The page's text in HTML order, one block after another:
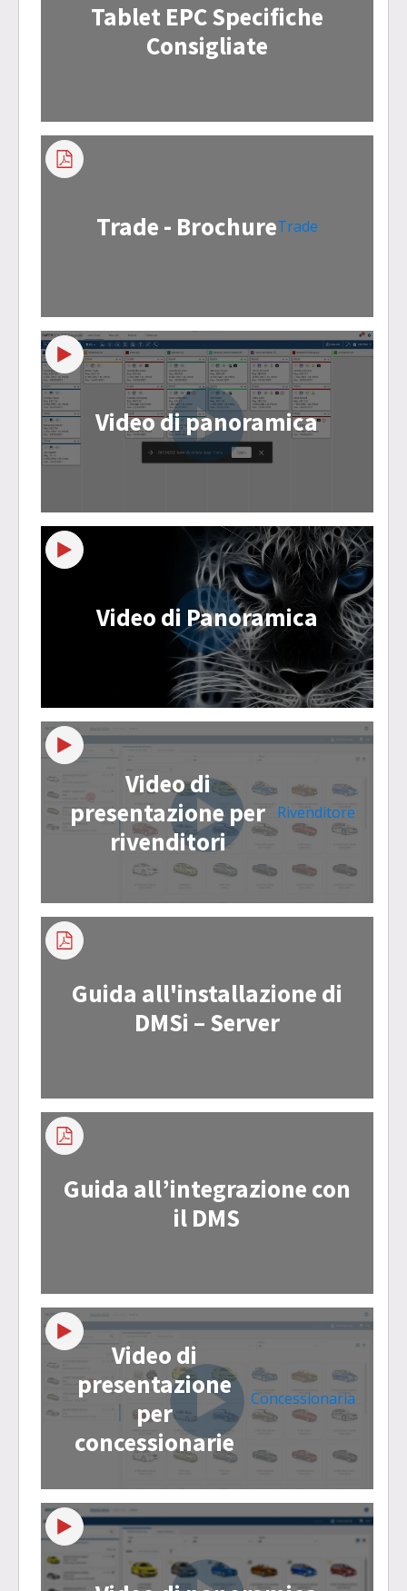
Tablet EPC Specifiche
Consigliate
Trade - BrochureTrade
Video di panoramica
Video di Panoramica
Video di
presentazione per
rivenditori
Rivenditore
Guida all'installazione di
DMSi – Server
Guida all’integrazione con
il DMS
Video di
presentazione
per
concessionarie
Concessionaria